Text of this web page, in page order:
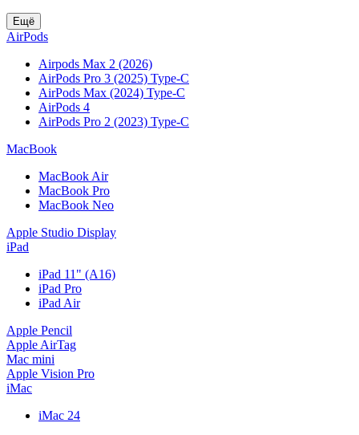
Ещё
AirPods
Airpods Max 2 (2026)
AirPods Pro 3 (2025) Type-C
AirPods Max (2024) Type-C
AirPods 4
AirPods Pro 2 (2023) Type-C
MacBook
MacBook Air
MacBook Pro
MacBook Neo
Apple Studio Display
iPad
iPad 11" (A16)
iPad Pro
iPad Air
Apple Pencil
Apple AirTag
Mac mini
Apple Vision Pro
iMac
iMac 24